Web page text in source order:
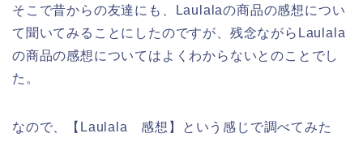
そこで昔からの友達にも、Laulalaの商品の感想につい
て聞いてみることにしたのですが、残念ながらLaulala
の商品の感想についてはよくわからないとのことでし
た。
なので、【Laulala 感想】という感じで調べてみた